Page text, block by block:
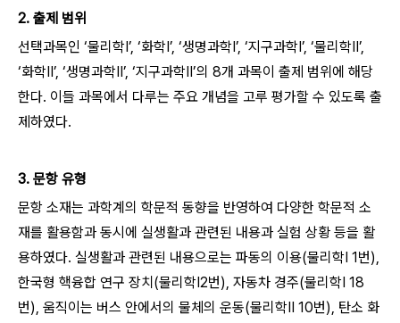
2. 출제 범위
선택과목인 ‘물리학Ⅰ’, ‘화학Ⅰ’, ‘생명과학Ⅰ’, ‘지구과학Ⅰ’, ‘물리학Ⅱ’,
‘화학Ⅱ’, ‘생명과학Ⅱ’, ‘지구과학Ⅱ’의 8개 과목이 출제 범위에 해당
한다. 이들 과목에서 다루는 주요 개념을 고루 평가할 수 있도록 출
제하였다.
3. 문항 유형
문항 소재는 과학계의 학문적 동향을 반영하여 다양한 학문적 소
재를 활용함과 동시에 실생활과 관련된 내용과 실험 상황 등을 활
용하였다. 실생활과 관련된 내용으로는 파동의 이용(물리학Ⅰ 1번),
한국형 핵융합 연구 장치(물리학Ⅰ2번), 자동차 경주(물리학Ⅰ 18
번), 움직이는 버스 안에서의 물체의 운동(물리학Ⅱ 10번), 탄소 화